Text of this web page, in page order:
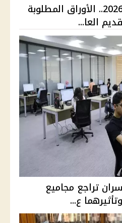
استخراج جواز السفر 2026.. الأوراق المطلوبة
العا...
تراجع مجاميع